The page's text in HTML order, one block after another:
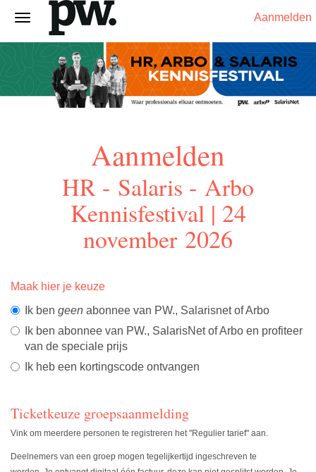
Aanmelden
Aanmelden
HR - Salaris - Arbo
Kennisfestival | 24
november 2026
Maak hier je keuze
Ik ben geen abonnee van PW., Salarisnet of Arbo
Ik ben abonnee van PW., SalarisNet of Arbo en profiteer
van de speciale prijs
Ik heb een kortingscode ontvangen
Ticketkeuze groepsaanmelding
Vink om meerdere personen te registreren het "Regulier tarief" aan.
Deelnemers van een groep mogen tegelijkertijd ingeschreven te